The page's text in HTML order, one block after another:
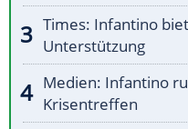
Times: Infantino
Unterstützung
Medien: Infantino
Krisentreffen